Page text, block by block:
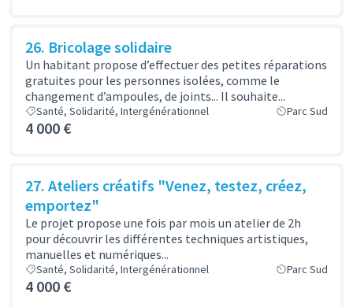
26. Bricolage solidaire
Un habitant propose d’effectuer des petites réparations
gratuites pour les personnes isolées, comme le
changement d’ampoules, de joints... Il souhaite...
Santé, Solidarité, Intergénérationnel Parc Sud
4 000 €
27. Ateliers créatifs "Venez, testez, créez,
emportez"
Le projet propose une fois par mois un atelier de 2h
pour découvrir les différentes techniques artistiques,
manuelles et numériques...
Santé, Solidarité, Intergénérationnel Parc Sud
4 000 €